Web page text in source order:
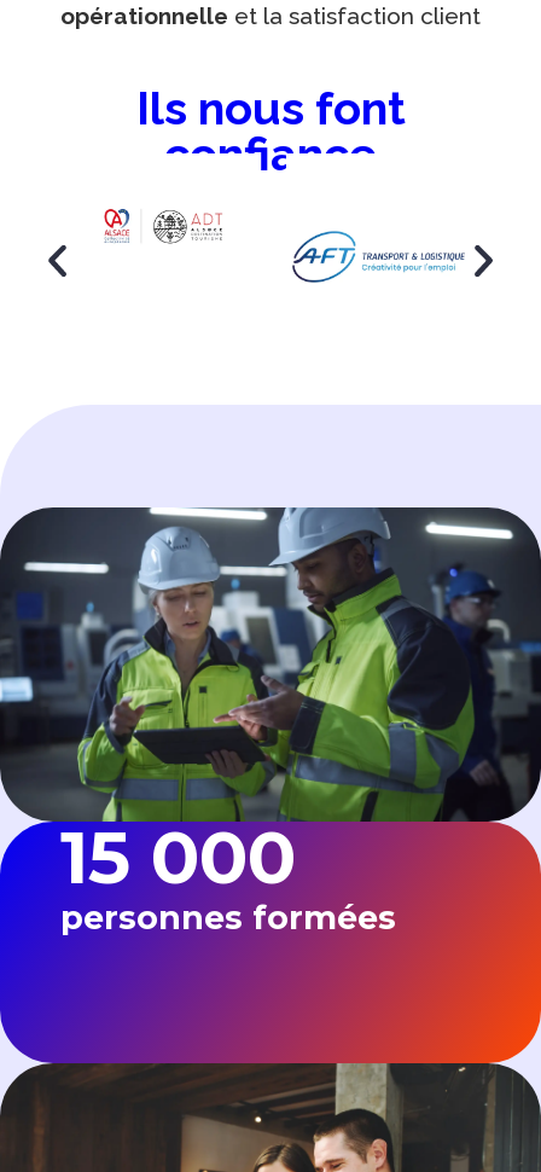
opérationnelle et la satisfaction client
Ils nous font
confiance
15 000
personnes formées